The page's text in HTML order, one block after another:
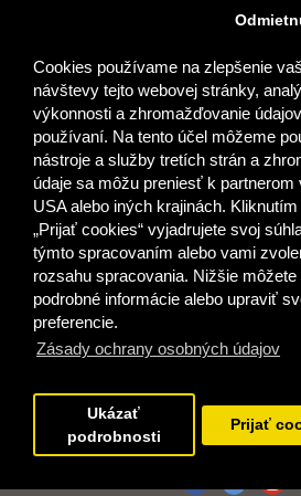
Cookies používame na zlepšenie
návštevy tejto webovej stránky,
výkonnosti a zhromažďovanie
používaní. Na tento účel môžeme
nástroje a služby tretích strán a
údaje sa môžu preniesť k partnerom
USA alebo iných krajinách. Kliknutím
„Prijať cookies“ vyjadrujete svoj
týmto spracovaním alebo vami
rozsahu spracovania. Nižšie
podrobné informácie alebo upraviť
preferencie.
Zásady ochrany osobných údajov
Ukázať
podrobnosti
Prijať
SPOLUPRACUJEME
Podporujeme
Naše projekty
Spolupracujeme
Pošlite nám správu
O
O
Naši
NÁKUP
Odstúpiť od zmluvy
© 2017 Dr. Josef Raabe
Dr. Josef Raabe Slovensko, s.r.o., člen
Spoločne ku kvalitnému
Dobrý